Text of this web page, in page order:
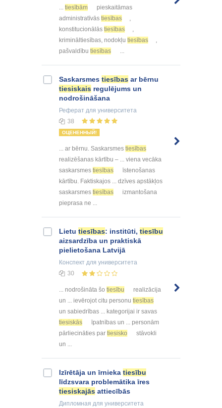
tiesībām
pieskaitāmas
administratīvās tiesības
konstitucionālās tiesības
krimināltiesības, nodokļu tiesības
pašvaldību tiesības
Saskarsmes tiesības ar bērnu
tiesiskais regulējums un
nodrošināšana
Реферат для университета
38
ОЦЕНЕННЫЙ!
... ar bērnu. Saskarsmes tiesības
realizēšanas kārtību – ... viena vecāka
saskarsmes tiesības
īstenošanas
kārtību. Faktiskajos ... dzīves apstākļos
saskarsmes tiesības
izmantošana
pieprasa ne ...
Lietu tiesības: institūti, tiesību
aizsardzība un praktiskā
pielietošana Latvijā
Конспект для университета
30
... nodrošināta šo tiesību
realizācija
un ... ievērojot citu personu tiesības
un sabiedrības ... kategorijai ir savas
tiesiskās
īpatnības un ... personām
pārliecināties par tiesisko
stāvokli
un ...
Izīrētāja un īrnieka tiesību
līdzsvara problemātika īres
tiesiskajās attiecībās
Дипломная для университета